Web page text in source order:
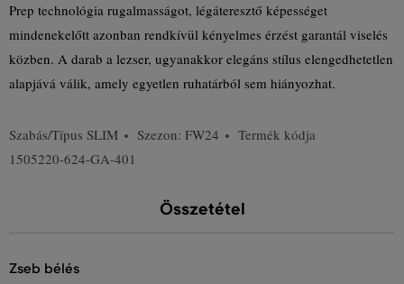
Prep technológia rugalmasságot, légáteresztő képességet
mindenekelőtt azonban rendkívül kényelmes érzést garantál viselés
közben. A darab a lezser, ugyanakkor elegáns stílus elengedhetetlen
alapjává válik, amely egyetlen ruhatárból sem hiányozhat.
Szabás/Típus SLIM Szezon: FW24
Termék kódja
1505220-624-GA-401
Összetétel
zseb bélés